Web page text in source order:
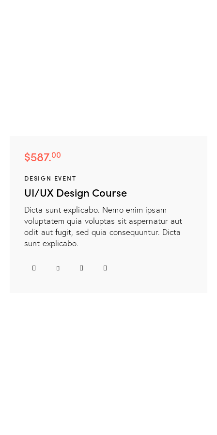
$587.00
DESIGN EVENT
UI/UX Design Course
Dicta sunt explicabo. Nemo enim ipsam
voluptatem quia voluptas sit aspernatur aut
odit aut fugit, sed quia consequuntur. Dicta
sunt explicabo.